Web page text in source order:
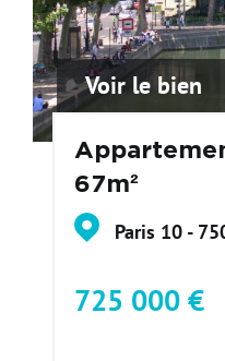
Voir le bien
67m²
Paris 10 -
725 000 €